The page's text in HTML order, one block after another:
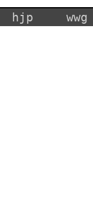
hjp wwg